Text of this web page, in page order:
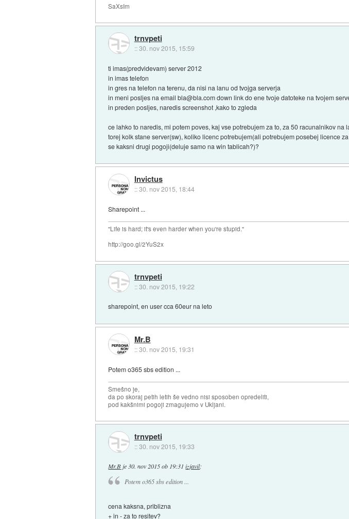
SaXsIm
trnvpeti
::30. nov 2015, 15:59
ti imas(predvidevam) server 2012
in imas telefon
in gres na telefon na terenu, da nisi na lanu od tvojga serverja
in meni posljes na email bla@bla.com down link do ene tvoje datoteke na tvojem
in preden posljes, naredis screenshot ,kako to zgleda
ce lahko to naredis, mi potem poves, kaj vse potrebujem za to, za 50 racunalnikov
torej kolk stane server(sw), koliko licenc potrebujem(ali potrebujem posebej licence
se kaksni drugi pogoji(deluje samo na win tablicah?)?
Invictus
::30. nov 2015, 18:44
Sharepoint ...
"Life is hard; it's even harder when you're stupid."
http://goo.gl/2YuS2x
trnvpeti
::30. nov 2015, 19:22
sharepoint, en user cca 60eur na leto
Mr.B
::30. nov 2015, 19:31
Potem o365 sbs edition ...
Smešno je,
da po skoraj petih letih še vedno nisi sposoben opredeliti,
pod kakšnimi pogoji zmagujemo v Ukljani.
trnvpeti
::30. nov 2015, 19:33
Mr.B je 30. nov 2015 ob 19:31 izjavil:
Potem o365 sbs edition ...
cena kaksna, priblizna
+ in - za to resitev?